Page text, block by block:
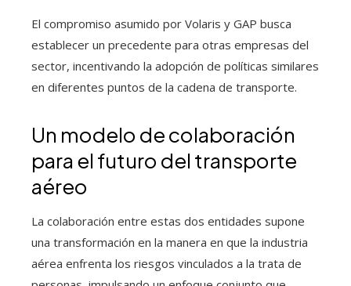
El compromiso asumido por Volaris y GAP busca
establecer un precedente para otras empresas del
sector, incentivando la adopción de políticas similares
en diferentes puntos de la cadena de transporte.
Un modelo de colaboración
para el futuro del transporte
aéreo
La colaboración entre estas dos entidades supone
una transformación en la manera en que la industria
aérea enfrenta los riesgos vinculados a la trata de